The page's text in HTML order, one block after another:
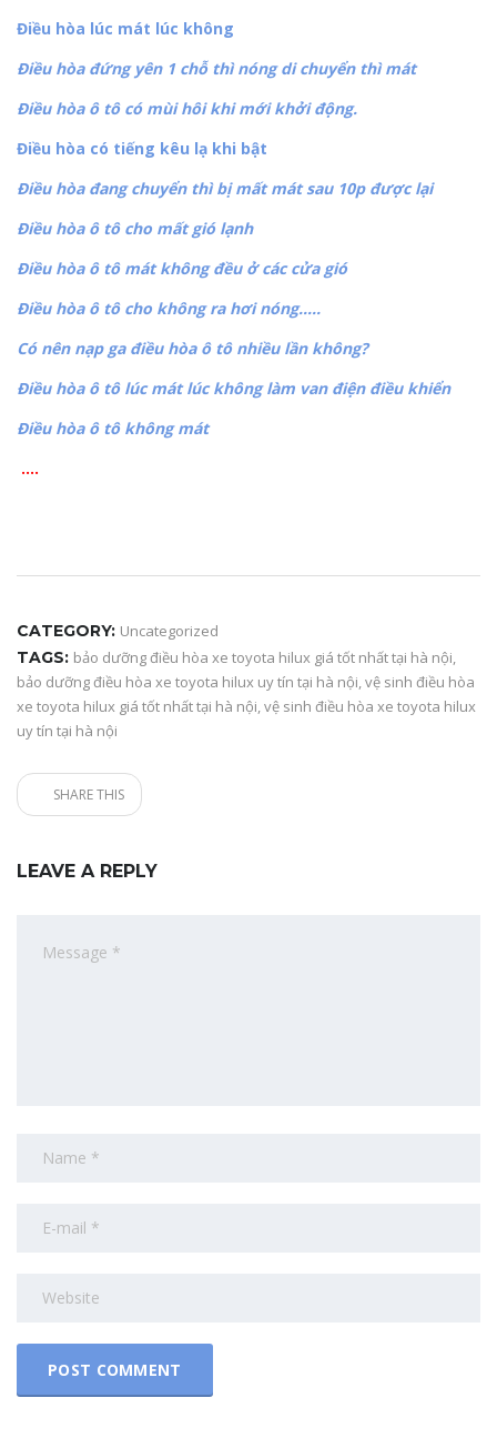
Điều hòa lúc mát lúc không
Điều hòa đứng yên 1 chỗ thì nóng di chuyển thì mát
Điều hòa ô tô có mùi hôi khi mới khởi động.
Điều hòa có tiếng kêu lạ khi bật
Điều hòa đang chuyển thì bị mất mát sau 10p được lại
Điều hòa ô tô cho mất gió lạnh
Điều hòa ô tô mát không đều ở các cửa gió
Điều hòa ô tô cho không ra hơi nóng…..
Có nên nạp ga điều hòa ô tô nhiều lần không?
Điều hòa ô tô lúc mát lúc không làm van điện điều khiển
Điều hòa ô tô không mát
….
CATEGORY: Uncategorized
TAGS: bảo dưỡng điều hòa xe toyota hilux giá tốt nhất tại hà nội,
bảo dưỡng điều hòa xe toyota hilux uy tín tại hà nội,vệ sinh điều hòa
xe toyota hilux giá tốt nhất tại hà nội,vệ sinh điều hòa xe toyota hilux
uy tín tại hà nội
SHARE THIS
LEAVE A REPLY